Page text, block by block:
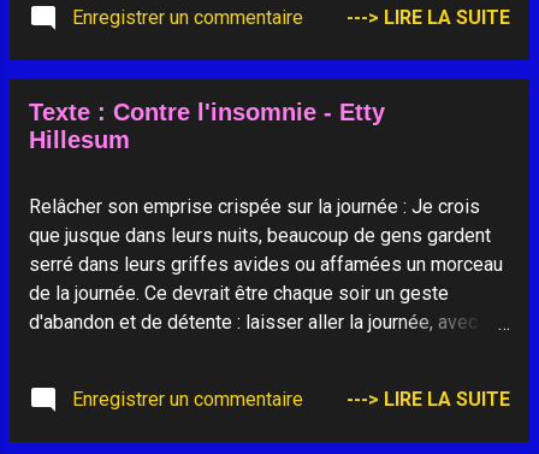
Enregistrer un commentaire ---> LIRE LA SUITE
Texte : Contre l'insomnie - Etty
Hillesum
Relâcher son emprise crispée sur la journée : Je crois
que jusque dans leurs nuits, beaucoup de gens gardent
serré dans leurs griffes avides ou affamées un morceau
de la journée. Ce devrait être chaque soir un geste
d'abandon et de détente : laisser aller la journée, avec
nouvelle journée va venir. Il faut aborder la nuit avec les
mains vides, ouvertes, dont on a laissé la journée glisser.
Enregistrer un commentaire ---> LIRE LA SUITE